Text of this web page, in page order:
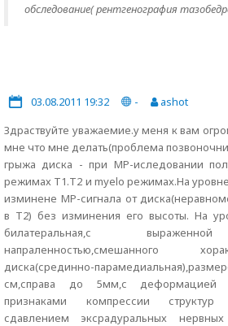
обследование( рентгенография
03.08.2011 19:32 -
ashot
Здраствуйте уважаемие.у меня к вам
мне что мне делать(проблема
грыжа диска - при МР-иследовании
режимах Т1.Т2 и myelo режимах.На
изминене МР-сигнала от
в Т2) без изминения его высоты. На
билатеральная,с
напраленностью,смешанного
диска(срединно-
см,справа до 5мм,с деформацией
признаками компрессии структур
сдавлением эксрадуральных